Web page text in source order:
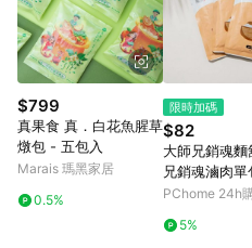
無法進行 LINE POINTS 回饋。 (5) LINE 購物為購物資訊整合性
平台，商品資料更新會有時間差，如
位、贈品與台灣樂天市場銷售網頁不
(6) 導購訂單已逾 365 天，根據台灣
不符合回饋資格。 (7) 若上述或其他原因，致使消費者無接收到
點數回饋或點數回饋有爭議，台灣樂
追訴之權利，活動詳情以樂天市場網
$799
真果食 真．白花魚腥草
燉包 - 五包入
Marais 瑪黑家居
0.5%
限時加碼
$82
大師兄銷魂
兄銷魂滷肉單
兩人份)
PChome 24h
5%